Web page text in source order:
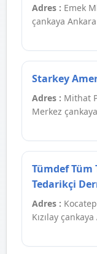
Adres : Emek
çankaya Ankara
Starkey
Adres : Mithat
Merkez
Tümdef Tüm
Tedarikçi
Adres :
Kızılay